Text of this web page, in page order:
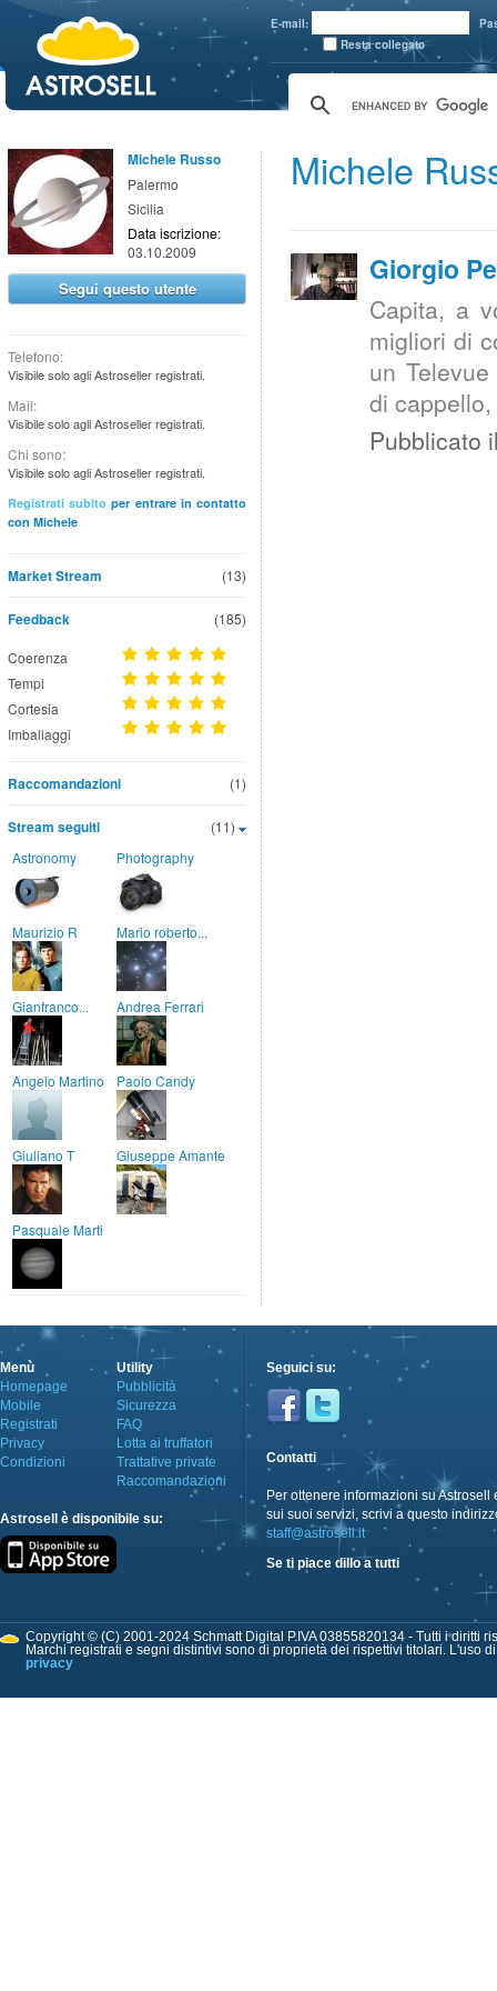
E-mail:
Resta collegato
Michele Russo
Palermo
Sicilia
Data iscrizione:
03.10.2009
Segui questo utente
Telefono:
Visibile solo agli Astroseller registrati.
Mail:
Visibile solo agli Astroseller registrati.
Chi sono:
Visibile solo agli Astroseller registrati.
Registrati subito per entrare in contatto
con Michele
(13)
Market Stream
Feedback (185)
Coerenza
Tempi
Cortesia
Imballaggi
(1)
Raccomandazioni
(11)
Stream seguiti
Astronomy Photography
Maurizio R Mario roberto...
Gianfranco... Andrea Ferrari
Angelo Martino Paolo Candy
Giuliano T Giuseppe Amante
Pasquale Marti
Michele
Giorgio
Capita, a
migliori di
un
di
Pubblicato
Menù
Homepage
Mobile
Registrati
Privacy
Condizioni
Utility
Pubblicità
Sicurezza
FAQ
Lotta ai truffatori
Trattative private
Raccomandazioni
Astrosell è disponibile su:
Seguici su:
Contatti
Per ottenere informazioni su Astrosell
sui suoi servizi, scrivi a questo
staff@astrosell.it
Se ti piace dillo a tutti
Copyright © (C) 2001-2024 Schmatt Digital P.IVA 03855820134 - Tutti i diritti
Marchi registrati e segni distintivi sono di proprietà dei rispettivi titolari. L'uso
privacy